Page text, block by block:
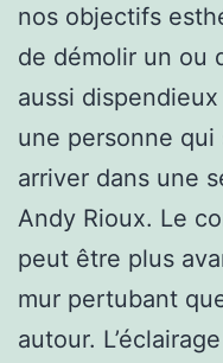
nos objectifs
de démolir un ou
aussi
une personne qui
arriver dans une
Andy Rioux. Le
peut être plus
mur pertubant
autour.